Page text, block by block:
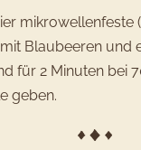
mikrowellenfeste
Blaubeeren und
für 2 Minuten bei
geben.